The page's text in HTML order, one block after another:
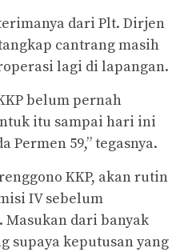
dari Plt. Dirjen
cantrang masih
lagi di lapangan.
belum pernah
itu sampai hari ini
Permen 59,” tegasnya.
KKP, akan rutin
IV sebelum
dari banyak
supaya keputusan yang